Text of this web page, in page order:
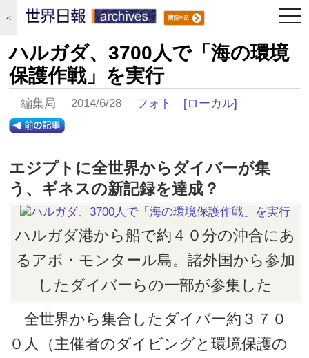
＜
ハルガダ、3700人で「海の環境
保護作戦」を実行
編集局 2014/6/28 フォト [ローカル]
エジプトに全世界からダイバーが集
う、ギネスの新記録を達成？
ハルガダ港から船で約４０分の沖合にあ
るアボ・モンタール島。諸外国から参加
したダイバーらの一部が参集した
全世界から集合したダイバー約３７０
０人（主催者のダイビングと環境保護の